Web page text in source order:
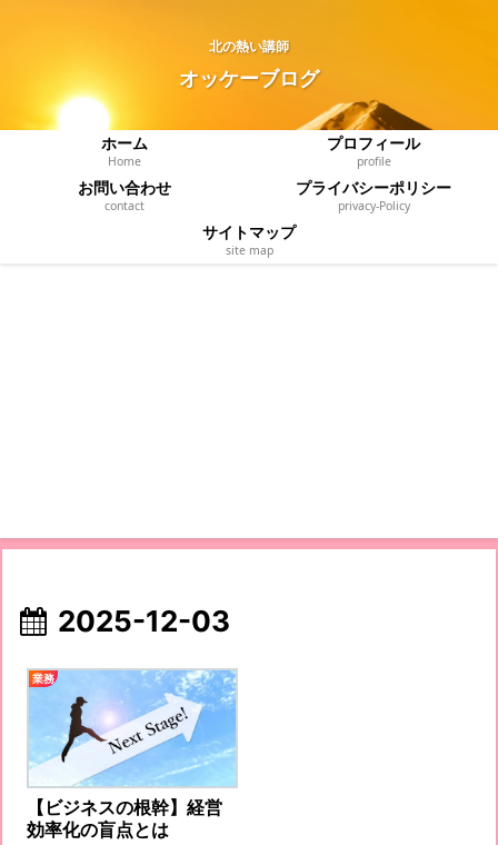
北の熱い講師
オッケーブログ
ホーム
Home
プロフィール
profile
お問い合わせ
contact
プライバシーポリシー
privacy‐Policy
サイトマップ
site map
2025-12-03
業務
【ビジネスの根幹】経営
効率化の盲点とは